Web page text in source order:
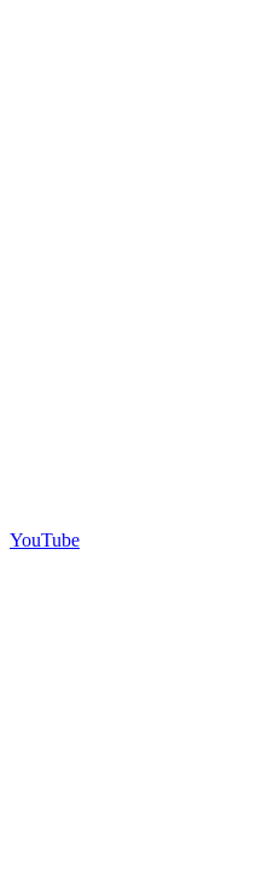
YouTube